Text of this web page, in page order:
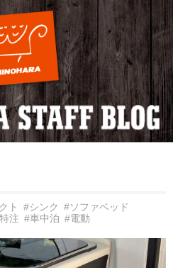
ト #シンク #ソファベッド
注 #車中泊 #電動